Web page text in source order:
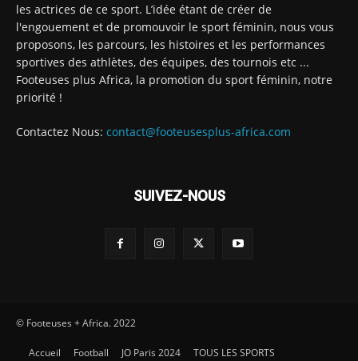
les actrices de ce sport. L’idée étant de créer de
l'engouement et de promouvoir le sport féminin, nous vous
proposons, les parcours, les histoires et les performances
sportives des athlètes, des équipes, des tournois etc ...
Footeuses plus Africa, la promotion du sport féminin, notre
priorité !
Contactez Nous: contact@footeusesplus-africa.com
SUIVEZ-NOUS
© Footeuses + Africa. 2022
Accueil Football JO Paris 2024 TOUS LES SPORTS